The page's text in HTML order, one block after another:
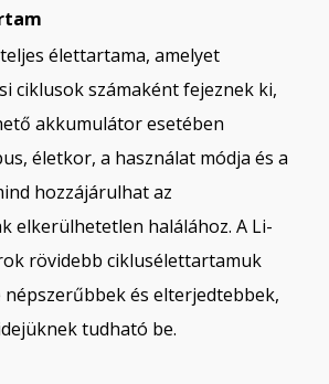
élettartama, amelyet
ciklusok számaként fejeznek ki,
akkumulátor esetében
életkor, a használat módja és a
hozzájárulhat az
elkerülhetetlen halálához. A Li-
rövidebb ciklusélettartamuk
és elterjedtebbek,
tudható be.